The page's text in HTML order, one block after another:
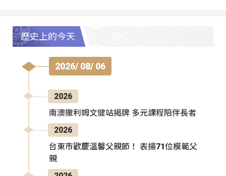
歷史上的今天
2026/ 08/ 06
2026
南澳撒利姆文健站揭牌 多元課程陪伴長者
2026
台東市歡慶溫馨父親節！ 表揚71位模範父
親